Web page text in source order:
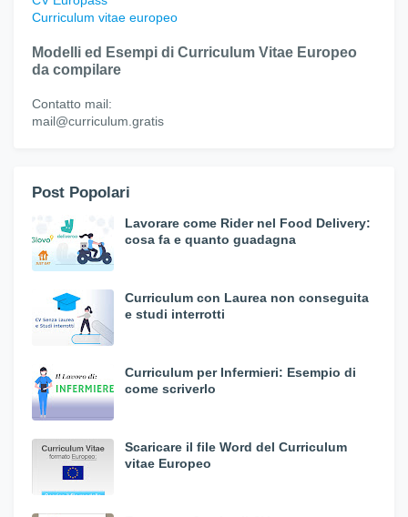
Curriculum vitae europeo
Modelli ed Esempi di Curriculum Vitae Europeo
da compilare
Contatto mail:
mail@curriculum.gratis
Post Popolari
Lavorare come Rider nel Food Delivery:
cosa fa e quanto guadagna
Curriculum con Laurea non conseguita
e studi interrotti
Curriculum per Infermieri: Esempio di
come scriverlo
Scaricare il file Word del Curriculum
vitae Europeo